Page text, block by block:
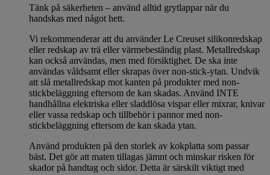
Tänk på säkerheten – använd alltid grytlappar när du
handskas med något hett.
Vi rekommenderar att du använder Le Creuset silikonredskap
eller redskap av trä eller värmebeständig plast. Metallredskap
kan också användas, men med försiktighet. De ska inte
användas våldsamt eller skrapas över non-stick-ytan. Undvik
att slå metallredskap mot kanten på produkter med non-
stickbeläggning eftersom de kan skadas. Använd INTE
handhållna elektriska eller sladdlösa vispar eller mixrar, knivar
eller vassa redskap och tillbehör i pannor med non-
stickbeläggning eftersom de kan skada ytan.
Använd produkten på den storlek av kokplatta som passar
bäst. Det gör att maten tillagas jämnt och minskar risken för
skador på handtag och sidor. Detta är särskilt viktigt med